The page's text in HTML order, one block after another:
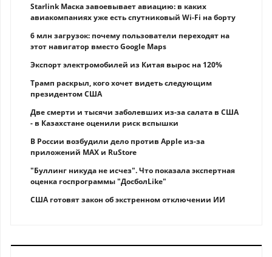
Starlink Маска завоевывает авиацию: в каких
авиакомпаниях уже есть спутниковый Wi-Fi на борту
6 млн загрузок: почему пользователи переходят на
этот навигатор вместо Google Maps
Экспорт электромобилей из Китая вырос на 120%
Трамп раскрыл, кого хочет видеть следующим
президентом США
Две смерти и тысячи заболевших из-за салата в США
- в Казахстане оценили риск вспышки
В России возбудили дело против Apple из-за
приложений MAX и RuStore
"Буллинг никуда не исчез". Что показала экспертная
оценка госпрограммы "ДосболLike"
США готовят закон об экстренном отключении ИИ